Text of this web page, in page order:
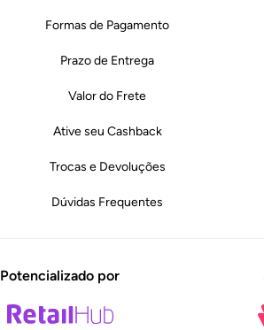
Formas de Pagamento
Prazo de Entrega
Valor do Frete
Ative seu Cashback
Trocas e Devoluções
Dúvidas Frequentes
Potencializado por